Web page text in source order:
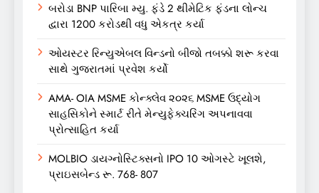
બરોડા BNP પારિબા મ્યુ. ફંડે 2 થીમેટિક ફંડના લોન્ચ
દ્વારા 1200 કરોડથી વધુ એકત્ર કર્યા
ઓયસ્ટર રિન્યુએબલ વિન્ડનો બીજો તબક્કો શરૂ કરવા
સાથે ગુજરાતમાં પ્રવેશ કર્યો
AMA- OIA MSME કોન્ક્લેવ ૨૦૨૬ MSME ઉદ્યોગ
સાહસિકોને સ્માર્ટ રીતે મેન્યુફેક્ચરિંગ અપનાવવા
પ્રોત્સાહિત કર્યા
MOLBIO ડાયગ્નોસ્ટિક્સનો IPO 10 ઓગસ્ટે ખૂલશે,
પ્રાઇસબેન્ડ રૂ. 768- 807